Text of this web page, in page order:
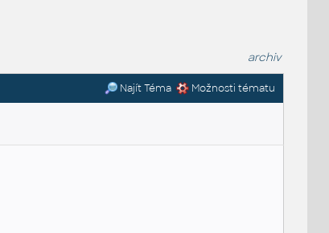
archiv
Najít Téma Možnosti tématu